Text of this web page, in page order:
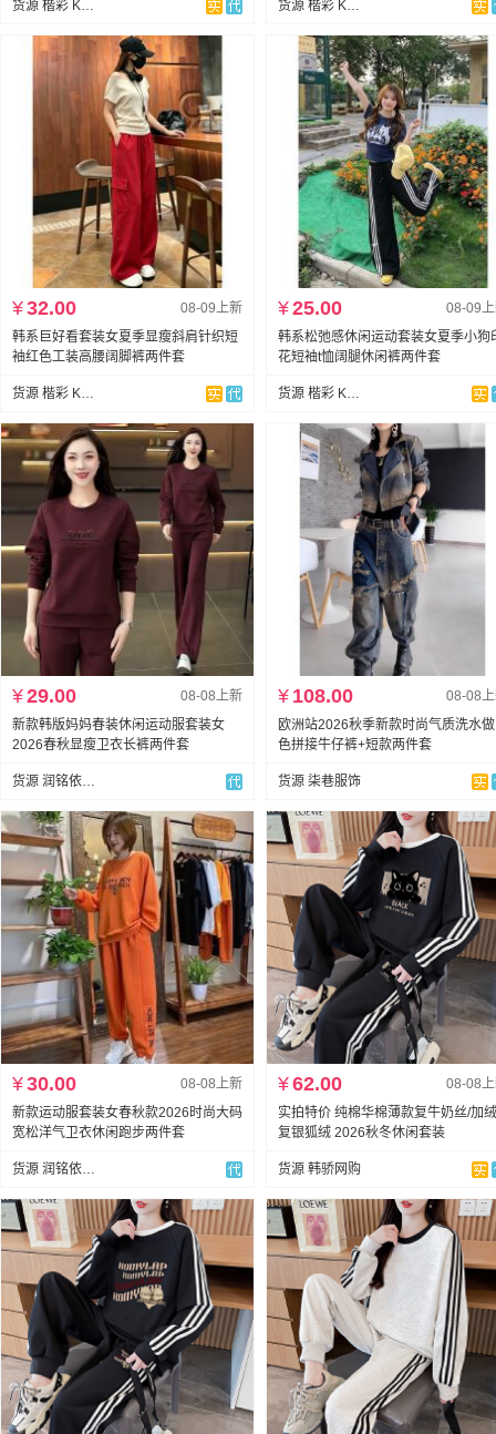
货源 楷彩 KAICAI 货源 楷彩 KAICAI
08-09上新
¥32.00
韩系巨好看套装女夏季显瘦斜肩针织短
袖红色工装高腰阔脚裤两件套
货源 楷彩 KAICAI
08-09
¥25.00
韩系松弛感休闲运动套装女夏季小狗
花短袖t恤阔腿休闲裤两件套
货源 楷彩 KAICAI
08-08上新
¥29.00
新款韩版妈妈春装休闲运动服套装女
2026春秋显瘦卫衣长裤两件套
货源 润铭依外贸
08-08
¥ 108.00
欧洲站2026秋季新款时尚气质洗水
色拼接牛仔裤+短款两件套
货源 柒巷服饰
08-08上新
¥30.00
新款运动服套装女春秋款2026时尚大码
宽松洋气卫衣休闲跑步两件套
货源 润铭依外贸
08-08
¥62.00
实拍特价 纯棉华棉薄款复牛奶丝/加绒
复银狐绒 2026秋冬休闲套装
货源 韩骄网购